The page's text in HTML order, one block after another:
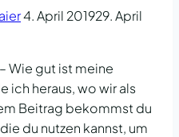
4. April 201929. April
Wie gut ist meine
ich heraus, wo wir als
Beitrag bekommst du
du nutzen kannst, um